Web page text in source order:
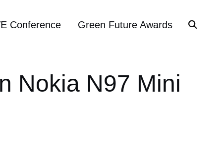
Conference Green Future Awards
Nokia N97 Mini